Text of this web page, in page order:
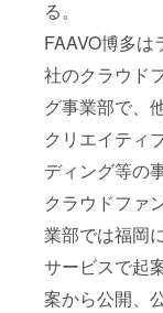
る。
FAAVO博多は
社のクラウド
グ事業部で、
クリエイティ
ディング等の
クラウドファ
業部では福岡
サービスで起
案から公開、